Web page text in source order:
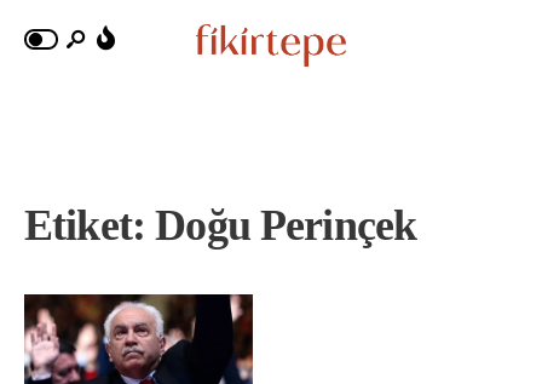
Etiket:Doğu Perinçek